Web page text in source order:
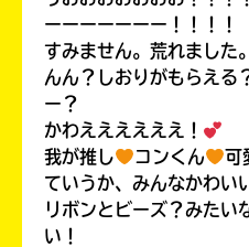
ーーーーーーー！！！！
すみません。荒れました。
んん？しおりがもらえる
ー？
かわええええええ！
我が推し
コンくん
可
ていうか、みんなかわい
リボンとビーズ？みたい
い！